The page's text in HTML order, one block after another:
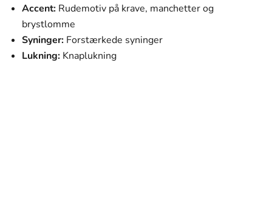
Accent: Rudemotiv på krave, manchetter og
brystlomme
Syninger: Forstærkede syninger
Lukning: Knaplukning